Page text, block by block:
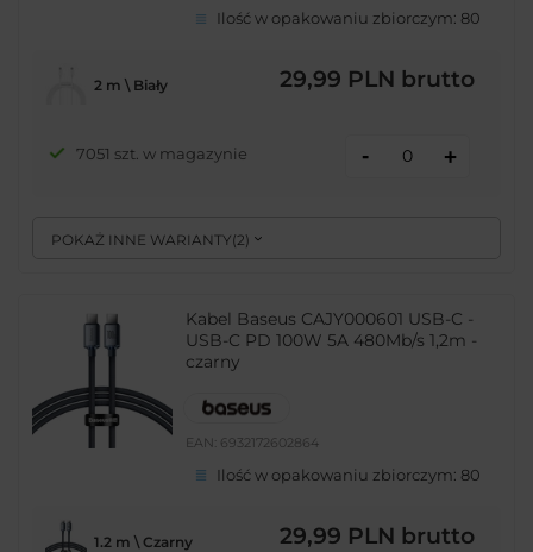
Ilość w opakowaniu zbiorczym: 80
POKAŻ INNE WARIANTY(2)
2 m \ Biały 29,99 PLN brutto
7051 szt. w magazynie - +
Kabel Baseus CAJY000601 USB-C -
USB-C PD 100W 5A 480Mb/s 1,2m -
czarny
EAN: 6932172602864
Ilość w opakowaniu zbiorczym: 80
1.2 m \ Czarny 29,99 PLN brutto